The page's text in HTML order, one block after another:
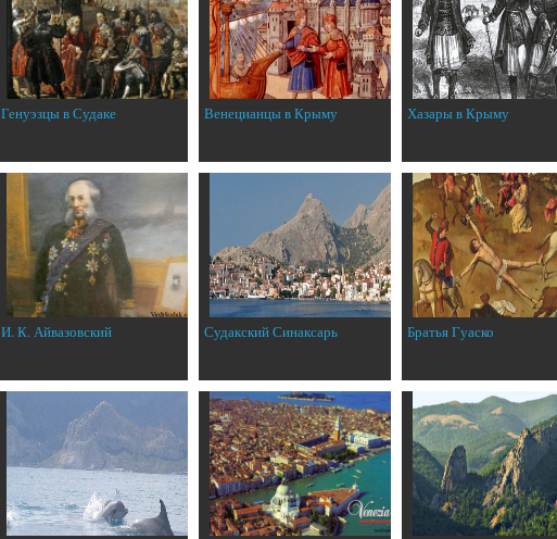
Генуэзцы в Судаке Венецианцы в Крыму Хазары в Крыму
И. К. Айвазовский Судакский Синаксарь Братья Гуаско